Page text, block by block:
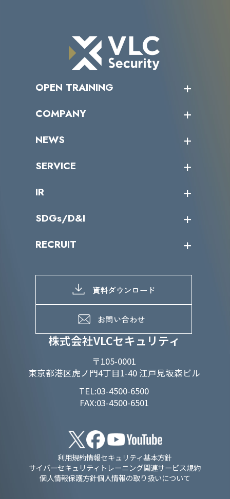
株式会社VLCセキュリティ
〒105-0001
東京都港区虎ノ門4丁目1-40 江戸見坂森ビル
TEL:03-4500-6500
FAX:03-4500-6501
OPEN TRAINING
受講者の声
COMPANY
トップメッセージ
ミッション／ビジョン
パートナー企業一覧
NEWS
サイバーニュース
SERVICE
カテゴリー別サービス一覧
IR
IRカレンダー
IRライブラリー
よくあるご質問
SDGs/D&I
当グループのマテリアリティ
SDGs推進体制
D&Iの取り組み
RECRUIT
募集職種一覧
メッセージ
メンバーインタビュー
資料ダウンロード
お問い合わせ
利用規約情報セキュリティ基本方針
サイバーセキュリティトレーニング関連サービス規約
個人情報保護方針個人情報の取り扱いについて